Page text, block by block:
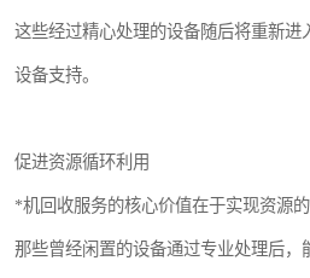
这些经过精心处理的设备随后将重新进
设备支持。
促进资源循环利用
*机回收服务的核心价值在于实现资源的
那些曾经闲置的设备通过专业处理后，